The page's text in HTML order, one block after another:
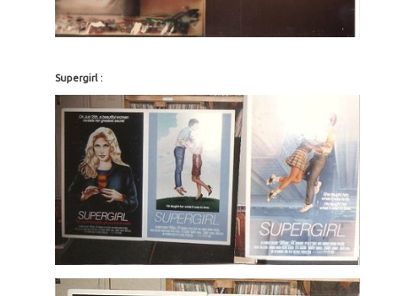
Supergirl :